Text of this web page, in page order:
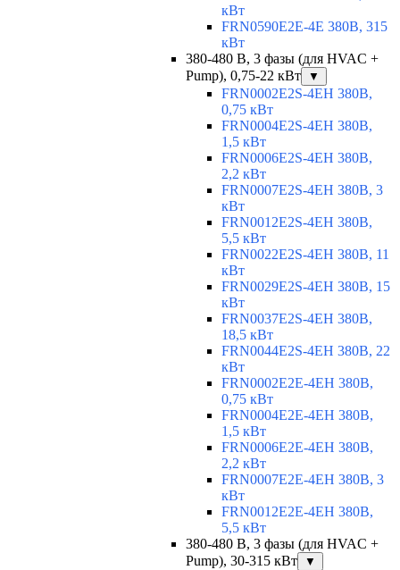
кВт
FRN0590E2E-4E 380В, 315
кВт
380-480 В, 3 фазы (для HVAC +
Pump), 0,75-22 кВт
▼
FRN0002E2S-4EH 380В,
0,75 кВт
FRN0004E2S-4EH 380В,
1,5 кВт
FRN0006E2S-4EH 380В,
2,2 кВт
FRN0007E2S-4EH 380В, 3
кВт
FRN0012E2S-4EH 380В,
5,5 кВт
FRN0022E2S-4EH 380В, 11
кВт
FRN0029E2S-4EH 380В, 15
кВт
FRN0037E2S-4EH 380В,
18,5 кВт
FRN0044E2S-4EH 380В, 22
кВт
FRN0002E2E-4EH 380В,
0,75 кВт
FRN0004E2E-4EH 380В,
1,5 кВт
FRN0006E2E-4EH 380В,
2,2 кВт
FRN0007E2E-4EH 380В, 3
кВт
FRN0012E2E-4EH 380В,
5,5 кВт
380-480 В, 3 фазы (для HVAC +
Pump), 30-315 кВт
▼